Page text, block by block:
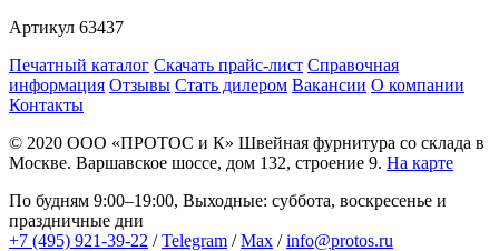
Артикул 63437
Печатный каталог Скачать прайс-лист Справочная
информация Отзывы Стать дилером Вакансии О компании
Контакты
© 2020 ООО «ПРОТОС и К» Швейная фурнитура со склада в
Москве. Варшавское шоссе, дом 132, строение 9. На карте
По будням 9:00–19:00, Выходные: суббота, воскресенье и
праздничные дни
+7 (495) 921-39-22 /Telegram /Max /info@protos.ru